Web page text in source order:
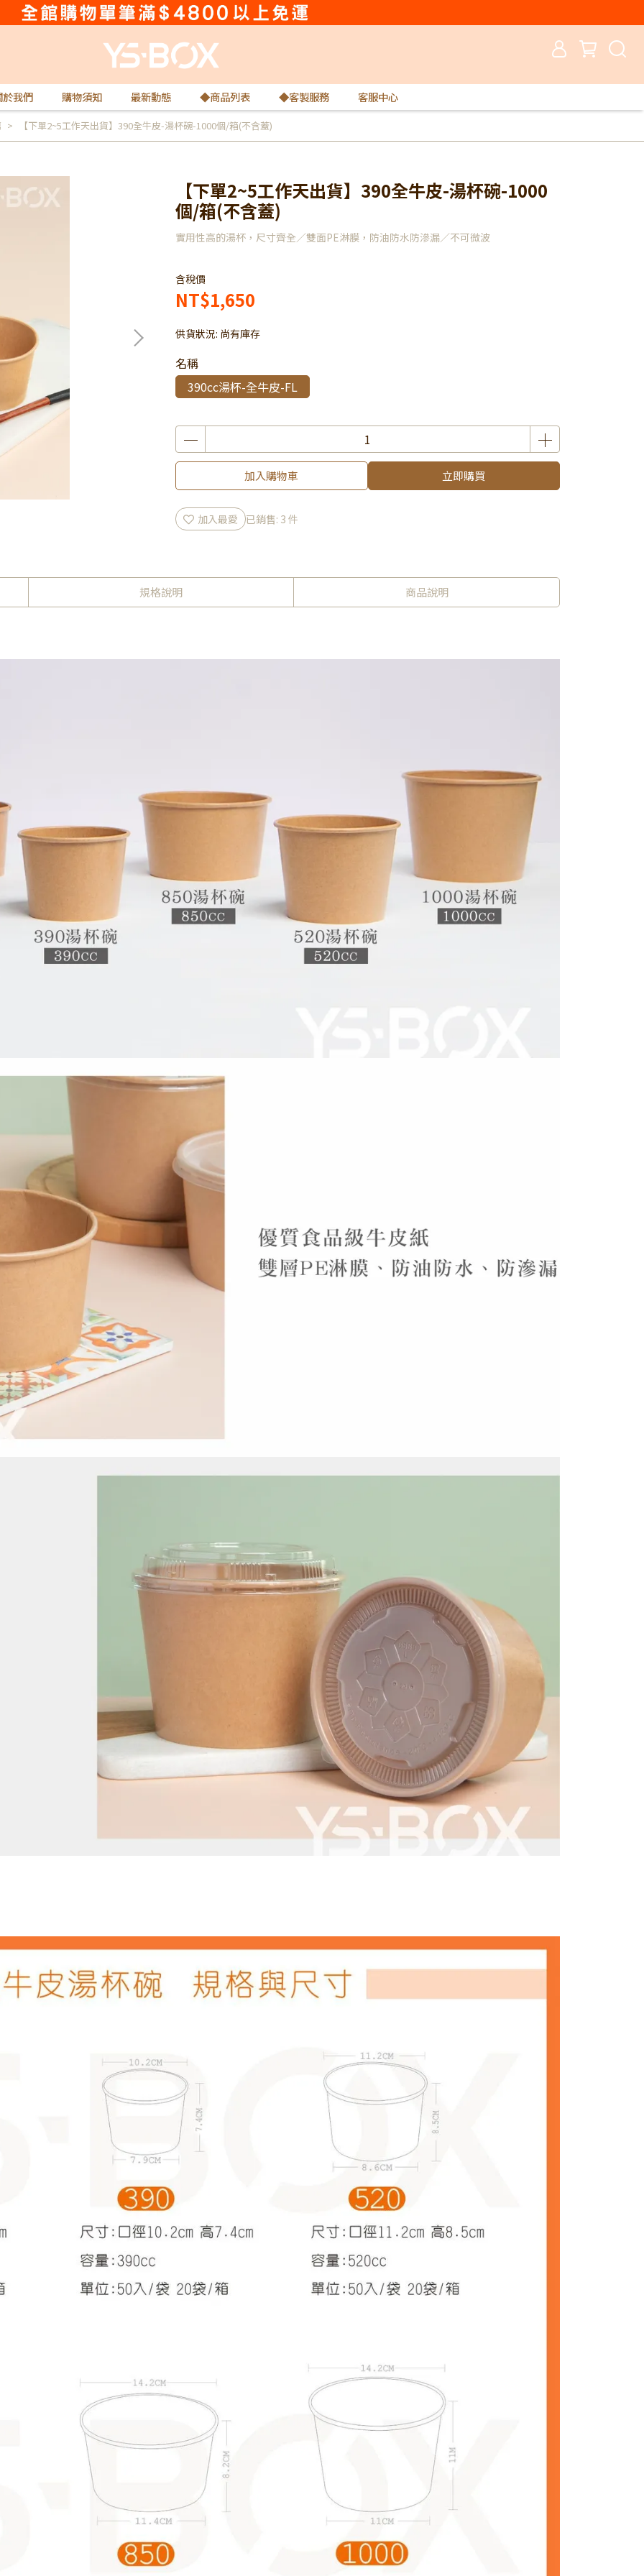
於我們 購物須知 最新動態 ◆商品列表 ◆客製服務 客服中心
【下單2~5工作天出貨】390全牛皮-湯杯碗-1000個/箱(不含蓋)
【下單2~5工作天出貨】390全牛皮-湯杯碗-1000
個/箱(不含蓋)
實用性高的湯杯，尺寸齊全／雙面PE淋膜，防油防水防滲漏／不可微波
含稅價
NT$1,650
供貨狀況: 尚有庫存
名稱
390cc湯杯-全牛皮-FL
加入購物車 立即購買
加入最愛 已銷售: 3 件
規格說明 商品說明